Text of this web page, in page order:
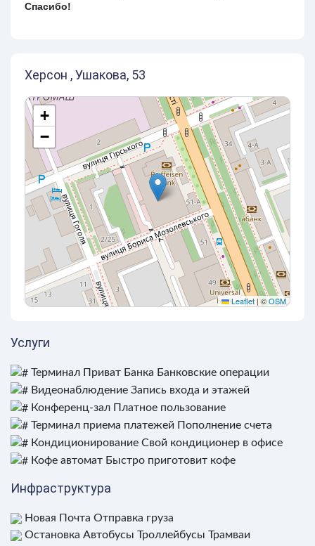
Спасибо!
Херсон , Ушакова, 53
+
−
Leaflet |©OSM
Услуги
Терминал Приват Банка Банковские операции
Видеонаблюдение Запись входа и этажей
Конференц-зал Платное пользование
Терминал приема платежей Пополнение счета
Кондиционирование Свой кондиционер в офисе
Кофе автомат Быстро приготовит кофе
Инфраструктура
Новая Почта Отправка груза
Остановка Автобусы Троллейбусы Трамваи